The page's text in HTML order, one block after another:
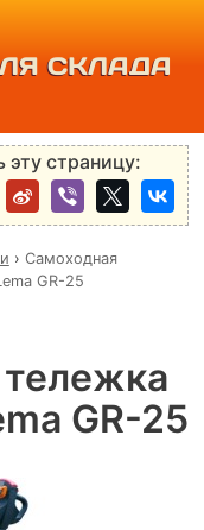
СКЛАДА
эту страницу:
› Самоходная
GR-25
тележка
GR-25